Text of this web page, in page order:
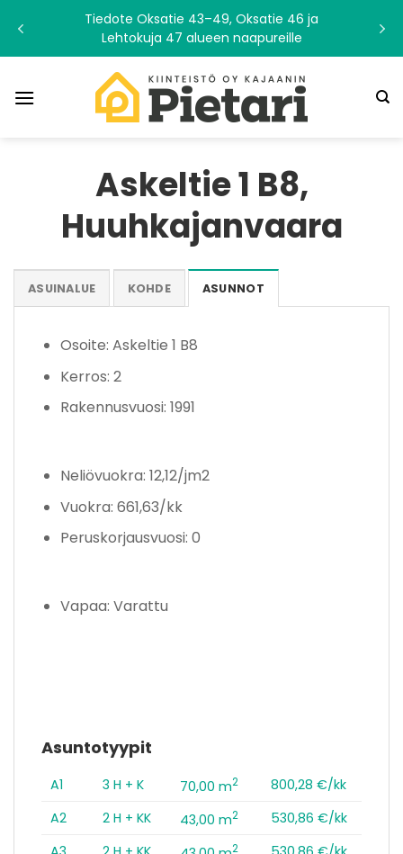
content
Tiedote Oksatie 43–49, Oksatie 46 ja
Lehtokuja 47 alueen naapureille
Askeltie 1 B8,
Huuhkajanvaara
ASUINALUE KOHDE ASUNNOT
Asuntotyypit
A1 3 H + K 70,00 m2
800,28 €/kk
A2
2 H + KK 43,00 m2
530,86 €/kk
2
Osoite: Askeltie 1 B8
Kerros: 2
Rakennusvuosi: 1991
Neliövuokra: 12,12/jm2
Vuokra: 661,63/kk
Peruskorjausvuosi: 0
Vapaa: Varattu